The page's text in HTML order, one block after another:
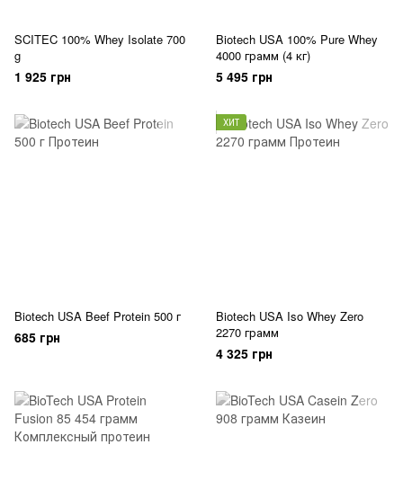
SCITEC 100% Whey Isolate 700
g
1 925 грн
Biotech USA 100% Pure Whey
4000 грамм (4 кг)
5 495 грн
Biotech USA Beef Protein 500 г
685 грн
ХИТ
Biotech USA Iso Whey Zero
2270 грамм
4 325 грн